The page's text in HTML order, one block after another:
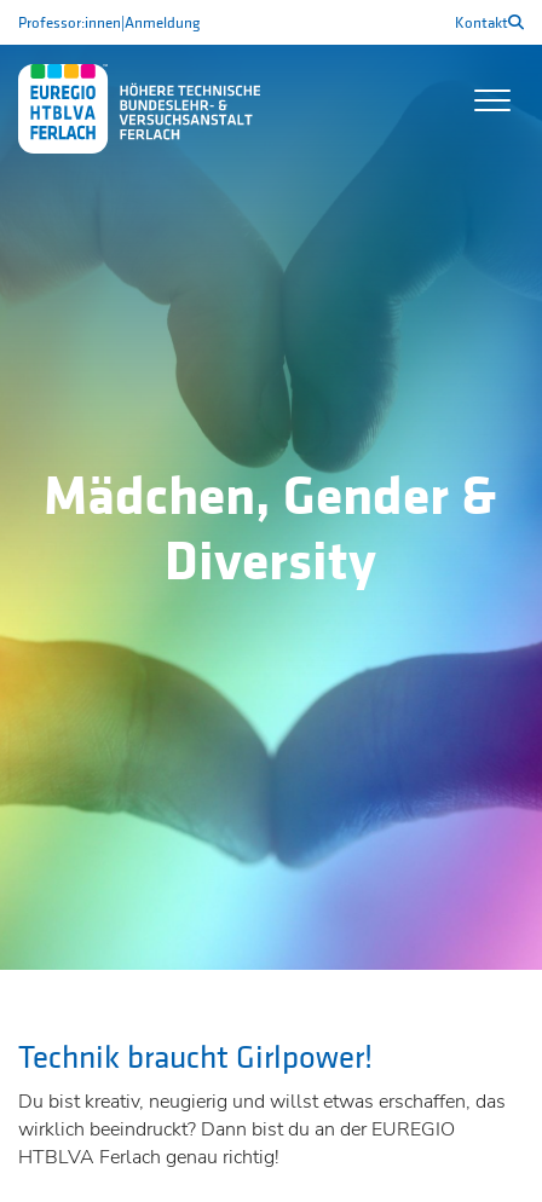
Professor:innen|Anmeldung Kontakt
Mädchen, Gender &
Diversity
Technik braucht Girlpower!
Du bist kreativ, neugierig und willst etwas erschaffen, das
wirklich beeindruckt? Dann bist du an der EUREGIO
HTBLVA Ferlach genau richtig!